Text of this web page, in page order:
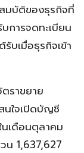
มบัติของธุรกิจที่
การจดทะเบียน
บเมื่อธุรกิจเข้า
ราขยาย
นใจเปิดบัญชี
เดือนตุลาคม
1,637,627